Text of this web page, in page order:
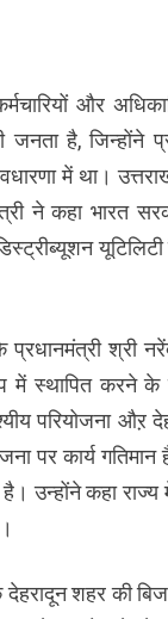
और
जनता है, जिन्होंने
में था।
ने कहा भारत
डिस्ट्रीब्यूशन
श्री
में स्थापित करने के
परियोजना
पर कार्य
है। उन्होंने कहा
शहर की